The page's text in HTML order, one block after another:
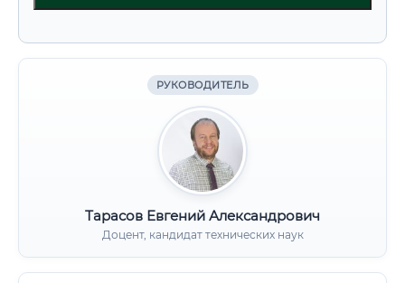
РУКОВОДИТЕЛЬ
Тарасов Евгений Александрович
Доцент, кандидат технических наук